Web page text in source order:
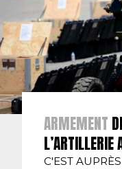
ARMEMENT
L’ARTILLERIE
C'EST